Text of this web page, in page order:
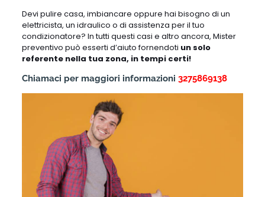
Devi pulire casa, imbiancare oppure hai bisogno di un
elettricista, un idraulico o di assistenza per il tuo
condizionatore? In tutti questi casi e altro ancora, Mister
preventivo può esserti d’aiuto fornendoti un solo
referente nella tua zona, in tempi certi!
Chiamaci per maggiori informazioni 3275869138